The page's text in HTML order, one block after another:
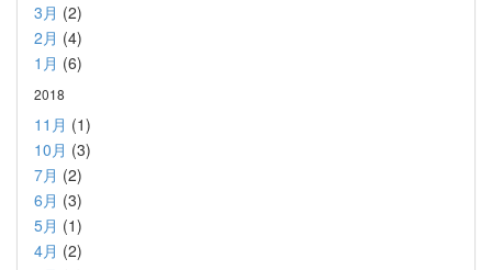
3月 (2)
2月 (4)
1月 (6)
2018
11月 (1)
10月 (3)
7月 (2)
6月 (3)
5月 (1)
4月 (2)